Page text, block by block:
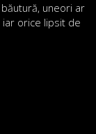
băutură, uneori ar
iar orice lipsit de